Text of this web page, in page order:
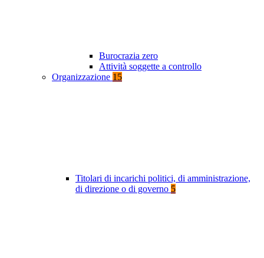
Burocrazia zero
Attività soggette a controllo
Organizzazione 15
Titolari di incarichi politici, di amministrazione,
di direzione o di governo 5